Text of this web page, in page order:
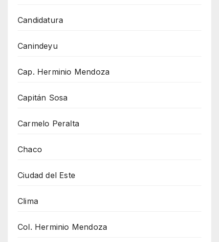
Candidatura
Canindeyu
Cap. Herminio Mendoza
Capitán Sosa
Carmelo Peralta
Chaco
Ciudad del Este
Clima
Col. Herminio Mendoza